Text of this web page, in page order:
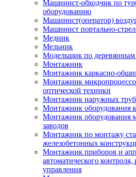
Машинист-обходчик по
оборудованию
Машинист(оператор)
Машинист портально-
Медник
Мельник
Модельщик по деревянным
Монтажник
Монтажник каркасно-
Монтажник
оптической техники
Монтажник наружных
Монтажник оборудования
Монтажник оборудования
заводов
Монтажник по монтажу
железобетонных
Монтажник приборов и
автоматического контроля,
управления